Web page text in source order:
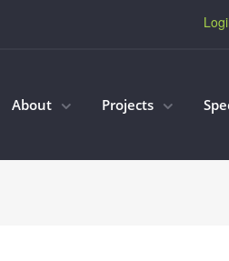
About Projects